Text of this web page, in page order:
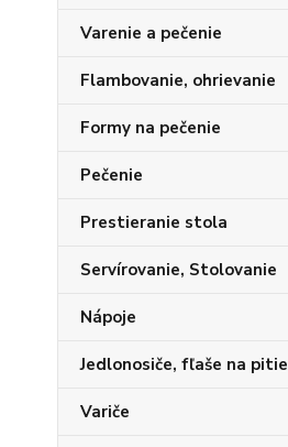
Varenie a pečenie
Flambovanie, ohrievanie
Formy na pečenie
Pečenie
Prestieranie stola
Servírovanie, Stolovanie
Nápoje
Jedlonosiče, fľaše na pitie
Variče